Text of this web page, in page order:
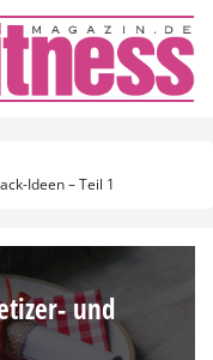
Ideen – Teil 1
und